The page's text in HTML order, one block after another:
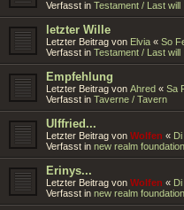
Verfasst in Testament / Last will
letzter Wille
Letzter Beitrag von Elvia « So
Verfasst in Testament / Last will
Empfehlung
Letzter Beitrag von Ahred « Sa
Verfasst in Taverne / Tavern
Ulffried...
Letzter Beitrag von Wolfen «
Verfasst in new realm
Erinys...
Letzter Beitrag von Wolfen «
Verfasst in new realm